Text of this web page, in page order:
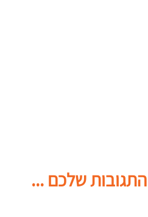
התגובות שלכם ...